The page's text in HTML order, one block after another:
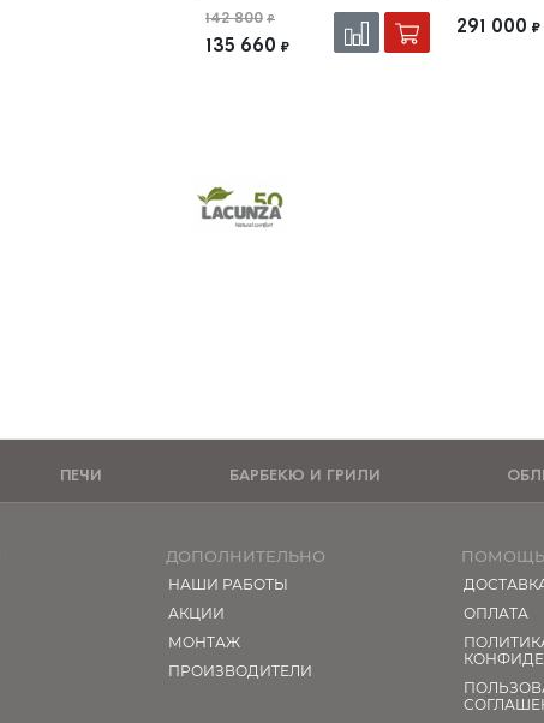
142 800 ₽
135 660 ₽
291 000 ₽
ПЕЧИ БАРБЕКЮ И ГРИЛИ
ДОПОЛНИТЕЛЬНО
НАШИ РАБОТЫ
АКЦИИ
МОНТАЖ
ПРОИЗВОДИТЕЛИ
ПОМОЩЬ
ОПЛАТА